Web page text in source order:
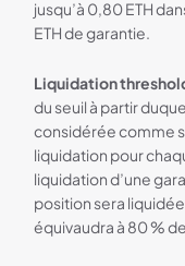
jusqu’à 0,80 ETH
ETH de garantie.
Liquidation
du seuil à partir
considérée comme
liquidation pour
liquidation d’une
position sera
équivaudra à 80 %